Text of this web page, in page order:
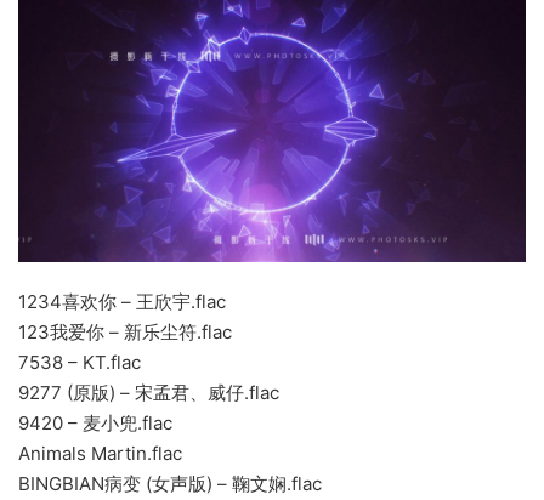
1234喜欢你 – 王欣宇.flac
123我爱你 – 新乐尘符.flac
7538 – KT.flac
9277 (原版) – 宋孟君、威仔.flac
9420 – 麦小兜.flac
Animals Martin.flac
BINGBIAN病变 (女声版) – 鞠文娴.flac